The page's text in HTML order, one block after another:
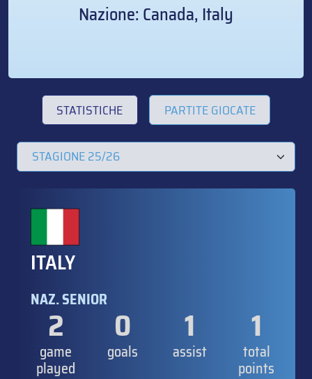
Nazione: Canada, Italy
STATISTICHE PARTITE GIOCATE
ITALY
NAZ. SENIOR
2
game
played
0
goals
1
assist
1
total
points